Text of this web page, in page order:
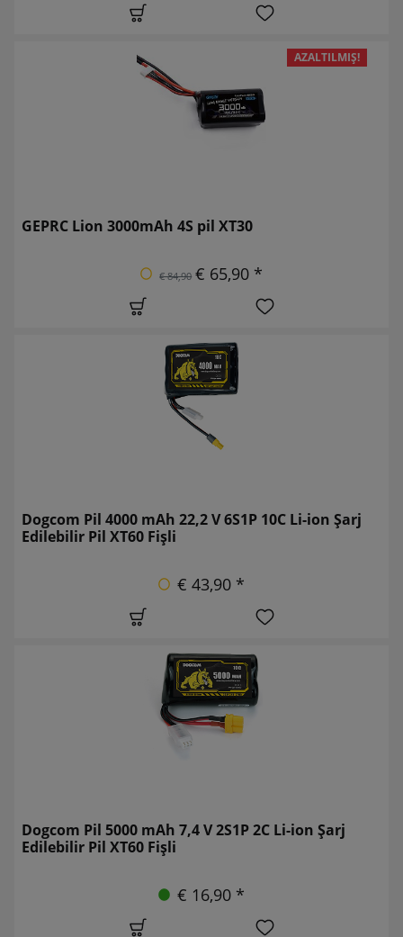
AZALTILMIŞ!
GEPRC Lion 3000mAh 4S pil XT30
€ 84,90 € 65,90 *
Dogcom Pil 4000 mAh 22,2 V 6S1P 10C Li-ion Şarj
Edilebilir Pil XT60 Fişli
€ 43,90 *
Dogcom Pil 5000 mAh 7,4 V 2S1P 2C Li-ion Şarj
Edilebilir Pil XT60 Fişli
€ 16,90 *